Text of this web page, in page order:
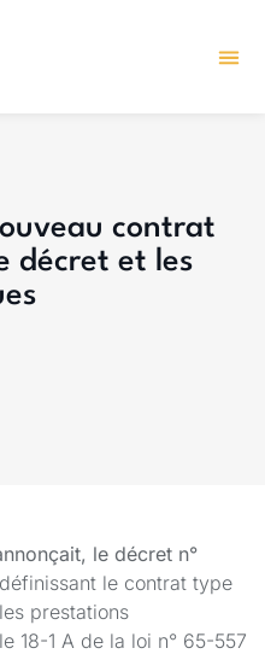
contrat
décret et les
le décret n°
définissant le contrat type
prestations
18-1 A de la loi n° 65-557